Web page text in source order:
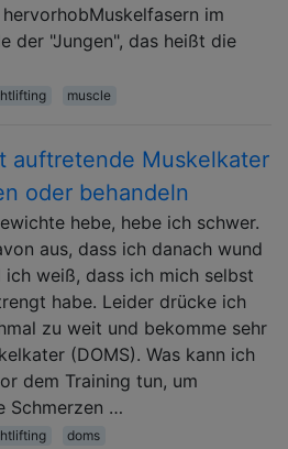
im
der "Jungen", das heißt die
muscle
auftretende Muskelkater
oder behandeln
hebe, hebe ich schwer.
aus, dass ich danach wund
ich weiß, dass ich mich selbst
habe. Leider drücke ich
zu weit und bekomme sehr
(DOMS). Was kann ich
dem Training tun, um
Schmerzen …
doms